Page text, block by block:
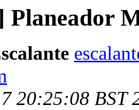
Planeador
20:25:08 BST